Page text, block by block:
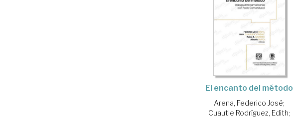
El encanto del método
Arena, Federico José;
Cuautle Rodríguez, Edith;